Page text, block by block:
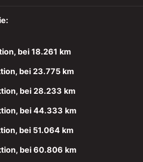
bei 18.261 km
bei 23.775 km
bei 28.233 km
bei 44.333 km
bei 51.064 km
bei 60.806 km